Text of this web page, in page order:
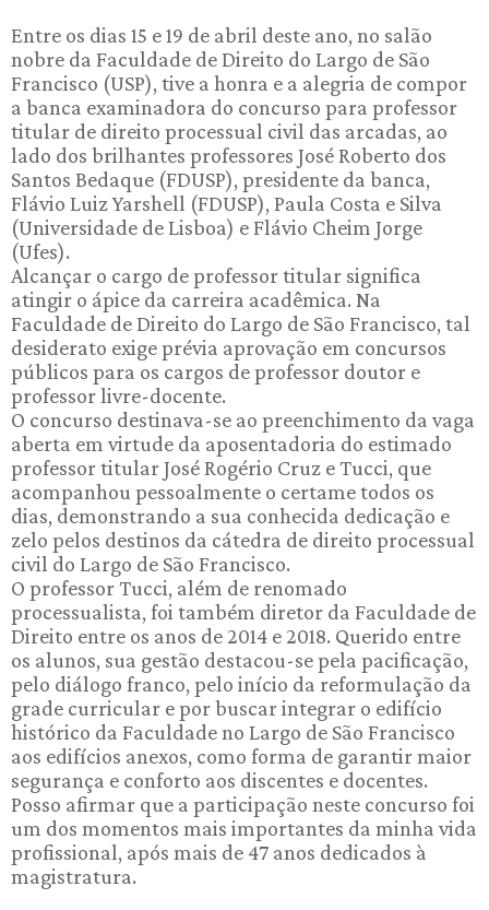
Entre os dias 15 e 19 de abril deste ano, no salão
nobre da Faculdade de Direito do Largo de São
Francisco (USP), tive a honra e a alegria de compor
a banca examinadora do concurso para professor
titular de direito processual civil das arcadas, ao
lado dos brilhantes professores José Roberto dos
Santos Bedaque (FDUSP), presidente da banca,
Flávio Luiz Yarshell (FDUSP), Paula Costa e Silva
(Universidade de Lisboa) e Flávio Cheim Jorge
(Ufes).
Alcançar o cargo de professor titular significa
atingir o ápice da carreira acadêmica. Na
Faculdade de Direito do Largo de São Francisco, tal
desiderato exige prévia aprovação em concursos
públicos para os cargos de professor doutor e
professor livre-docente.
O concurso destinava-se ao preenchimento da vaga
aberta em virtude da aposentadoria do estimado
professor titular José Rogério Cruz e Tucci, que
acompanhou pessoalmente o certame todos os
dias, demonstrando a sua conhecida dedicação e
zelo pelos destinos da cátedra de direito processual
civil do Largo de São Francisco.
O professor Tucci, além de renomado
processualista, foi também diretor da Faculdade de
Direito entre os anos de 2014 e 2018. Querido entre
os alunos, sua gestão destacou-se pela pacificação,
pelo diálogo franco, pelo início da reformulação da
grade curricular e por buscar integrar o edifício
histórico da Faculdade no Largo de São Francisco
aos edifícios anexos, como forma de garantir maior
segurança e conforto aos discentes e docentes.
Posso afirmar que a participação neste concurso foi
um dos momentos mais importantes da minha vida
profissional, após mais de 47 anos dedicados à
magistratura.